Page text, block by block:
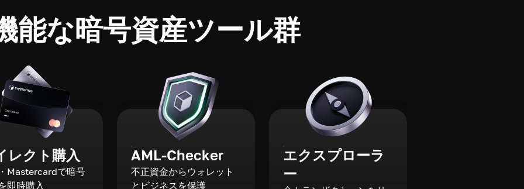
能な暗号資産ツール群
レクト購入
Mastercardで暗号
即時購入
AML-Checker
不正資金からウォレット
とビジネスを保護
エクスプローラ
ー